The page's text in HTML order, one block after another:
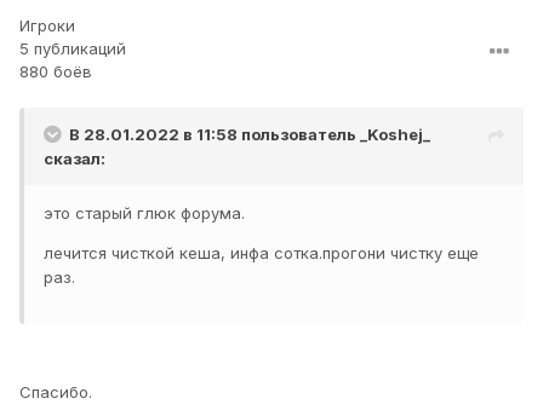
Игроки
5 публикаций
880 боёв
В 28.01.2022 в 11:58 пользователь _Koshej_
сказал:
это старый глюк форума.
лечится чисткой кеша, инфа сотка.прогони чистку еще
раз.
Спасибо.